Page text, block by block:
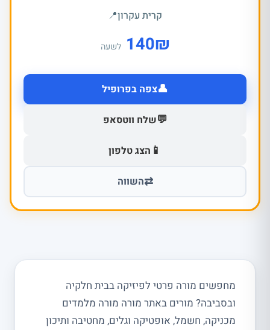
קרית עקרון📍
₪
140 לשעה
👤צפה בפרופיל
💬שלח ווטסאפ
📱 הצג טלפון
⇄השווה
מחפשים מורה פרטי לפיזיקה בבית חלקיה
ובסביבה? מורים באתר מורה מורה מלמדים
מכניקה, חשמל, אופטיקה וגלים, מחטיבה ותיכון